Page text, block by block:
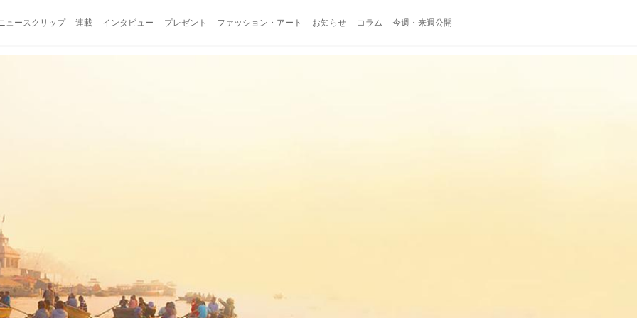
ュースクリップ 連載 インタビュー プレゼント ファッション・アート お知らせ コラム 今週・来週公開